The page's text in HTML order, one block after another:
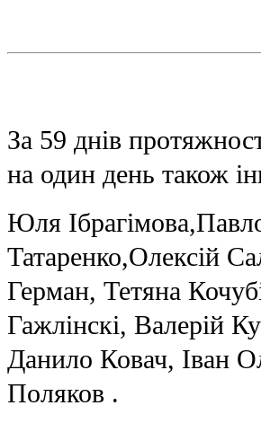
За 59 днів
на один день також
Юля
Татаренко,Олексій
Герман, Тетяна
Гажлінскі, Валерій
Данило Ковач, Іван
Поляков .